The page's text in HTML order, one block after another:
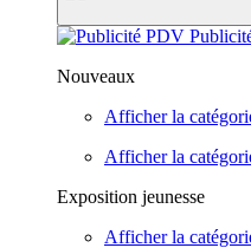
Nouveaux
Afficher la
Afficher la
Exposition jeunesse
Afficher la